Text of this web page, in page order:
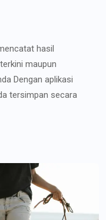
hasil
maupun
Dengan aplikasi
tersimpan secara